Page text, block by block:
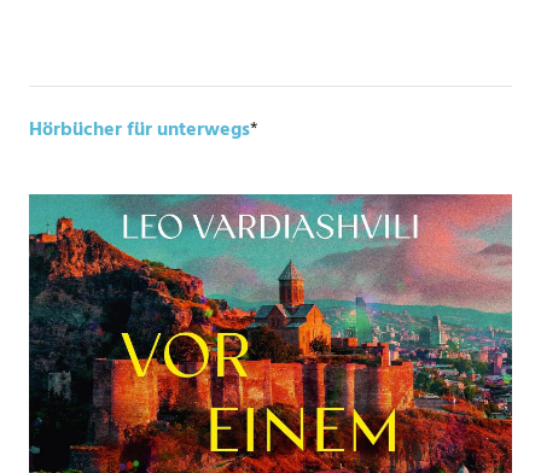
Hörbücher für unterwegs*